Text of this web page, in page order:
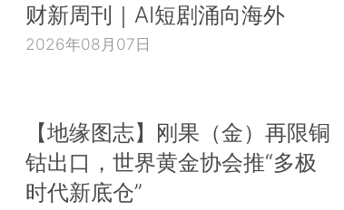
财新周刊｜AI短剧涌向海外
2026年08月07日
【地缘图志】刚果（金）再限铜
钴出口，世界黄金协会推“多极
时代新底仓”